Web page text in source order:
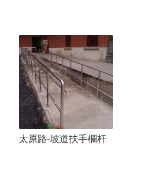
太原路-坡道扶手欄杆